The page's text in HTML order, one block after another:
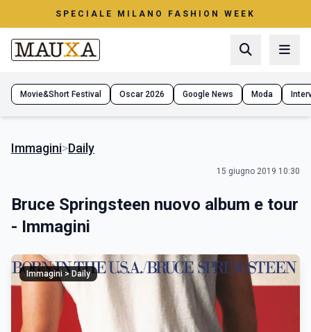
SPECIALE MILANO FASHION WEEK
Movie&Short Festival Oscar 2026 Google News Moda
Immagini>Daily
15 giugno 2019 10:30
Bruce Springsteen nuovo album e tour
- Immagini
Immagini > Daily